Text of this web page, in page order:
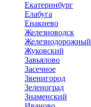
Екатеринбург
Елабуга
Енакиево
Железноводск
Железнодорожный
Жуковский
Завьялово
Засечное
Звенигород
Зеленоград
Знаменский